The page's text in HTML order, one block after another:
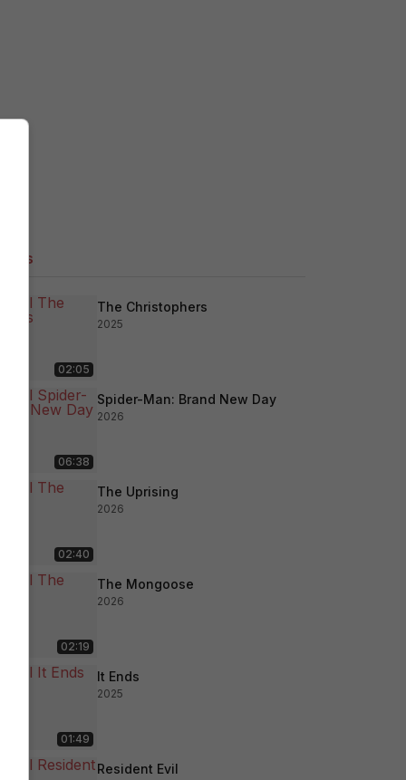
02:05
The Christophers
2025
06:38
Spider-Man: Brand New Day
2026
02:40
The Uprising
2026
02:19
The Mongoose
2026
01:49
It Ends
2025
Resident Evil